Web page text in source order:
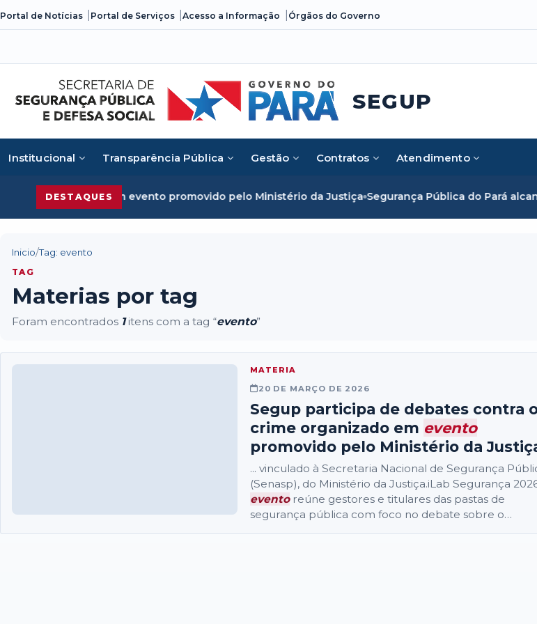
Portal de Notícias Portal de Serviços Acesso a Informação Órgãos do Governo
SEGUP
Institucional Transparência Pública Gestão Contratos Atendimento
DESTAQUES
organizado em evento promovido pelo Ministério da Justiça Segurança Pública do Pará alcança
Inicio/Tag: evento
TAG
Materias por tag
Foram encontrados 1itens com a tag “evento”
MATERIA
20 DE MARÇO DE 2026
Segup participa de debates contra
crime organizado em evento
promovido pelo Ministério da
... vinculado à Secretaria Nacional de Segurança
(Senasp), do Ministério da Justiça.iLab Segurança
eventoreúne gestores e titulares das pastas de
segurança pública com foco no debate sobre o